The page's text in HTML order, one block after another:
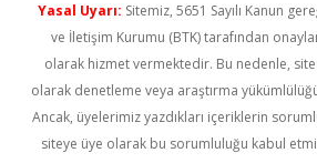
Yasal Uyarı: Sitemiz, 5651 Sayılı Kanun
ve İletişim Kurumu (BTK) tarafından
olarak hizmet vermektedir. Bu nedenle,
olarak denetleme veya araştırma
Ancak, üyelerimiz yazdıkları içeriklerin
siteye üye olarak bu sorumluluğu kabul